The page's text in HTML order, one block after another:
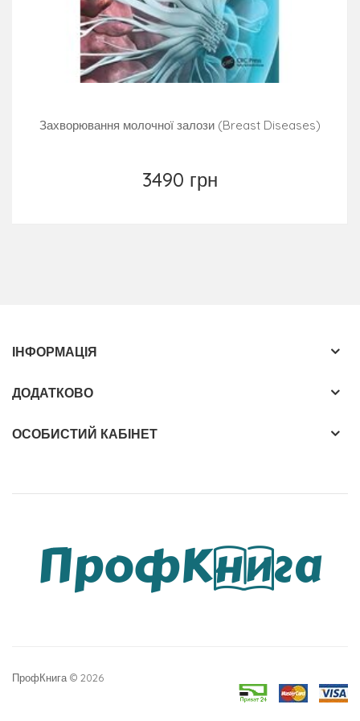
Захворювання молочної залози (Breast Diseases)
3490 грн
ІНФОРМАЦІЯ
ДОДАТКОВО
ОСОБИСТИЙ КАБІНЕТ
ПрофКнига © 2026